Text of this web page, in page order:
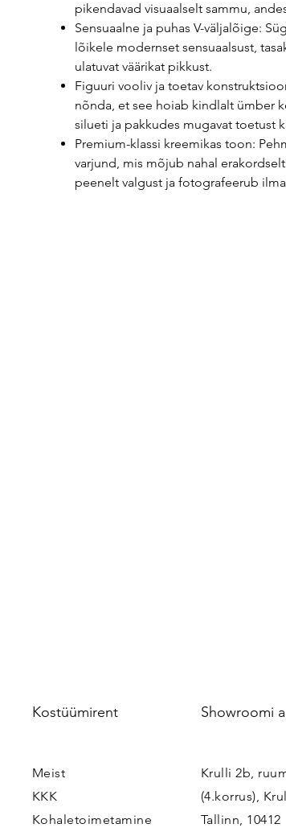
pikendavad visuaalselt sammu,
Sensuaalne ja puhas V-väljalõige:
lõikele modernset sensuaalsust,
ulatuvat väärikat pikkust.
Figuuri vooliv ja toetav
nõnda, et see hoiab kindlalt ümber
silueti ja pakkudes mugavat toetust
Premium-klassi kreemikas toon:
varjund, mis mõjub nahal
peenelt valgust ja fotografeerub
Kostüümirent
Meist
KKK
Kohaletoimetamine
Showroomi
Krulli 2b,
(4.korrus),
Tallinn, 10412